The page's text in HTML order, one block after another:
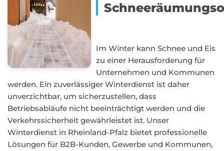
Im Winter kann Schnee und Eis
zu einer Herausforderung für
Unternehmen und Kommunen
werden. Ein zuverlässiger Winterdienst ist daher
unverzichtbar, um sicherzustellen, dass
Betriebsabläufe nicht beeinträchtigt werden und die
Verkehrssicherheit gewährleistet ist. Unser
Winterdienst in Rheinland-Pfalz bietet professionelle
Lösungen für B2B-Kunden, Gewerbe und Kommunen,